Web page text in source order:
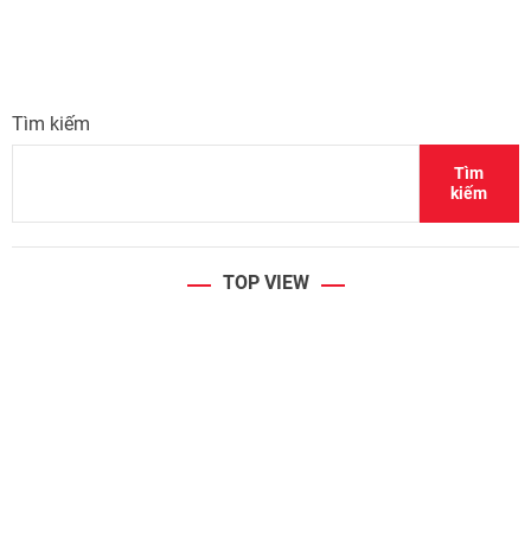
Tìm kiếm
Tìm
kiếm
TOP VIEW